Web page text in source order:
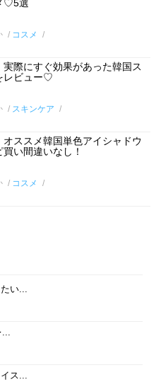
♡5選
コスメ
実際にすぐ効果があった韓国ス
レビュー♡
スキンケア
オススメ韓国単色アイシャドウ
い間違いなし！
コスメ
い...
...
ス...